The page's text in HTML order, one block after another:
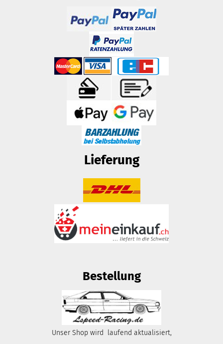
Lieferung
Bestellung
Unser Shop wird laufend aktualisiert,